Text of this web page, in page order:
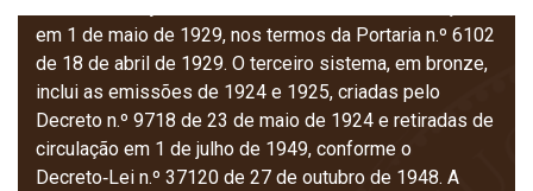
em 1 de maio de 1929, nos termos da Portaria n.º 6102
de 18 de abril de 1929. O terceiro sistema, em bronze,
inclui as emissões de 1924 e 1925, criadas pelo
Decreto n.º 9718 de 23 de maio de 1924 e retiradas de
circulação em 1 de julho de 1949, conforme o
Decreto‑Lei n.º 37120 de 27 de outubro de 1948. A